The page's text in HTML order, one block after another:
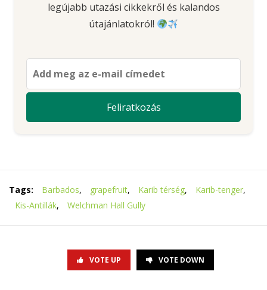
legújabb utazási cikkekről és kalandos
útajánlatokról!
Tags: Barbados, grapefruit, Karib térség, Karib-tenger,
Kis-Antillák, Welchman Hall Gully
VOTE UP VOTE DOWN